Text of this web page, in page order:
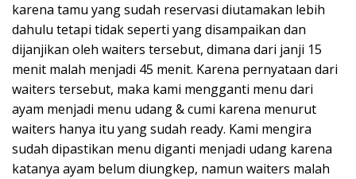
karena tamu yang sudah reservasi diutamakan lebih
dahulu tetapi tidak seperti yang disampaikan dan
dijanjikan oleh waiters tersebut, dimana dari janji 15
menit malah menjadi 45 menit. Karena pernyataan dari
waiters tersebut, maka kami mengganti menu dari
ayam menjadi menu udang & cumi karena menurut
waiters hanya itu yang sudah ready. Kami mengira
sudah dipastikan menu diganti menjadi udang karena
katanya ayam belum diungkep, namun waiters malah